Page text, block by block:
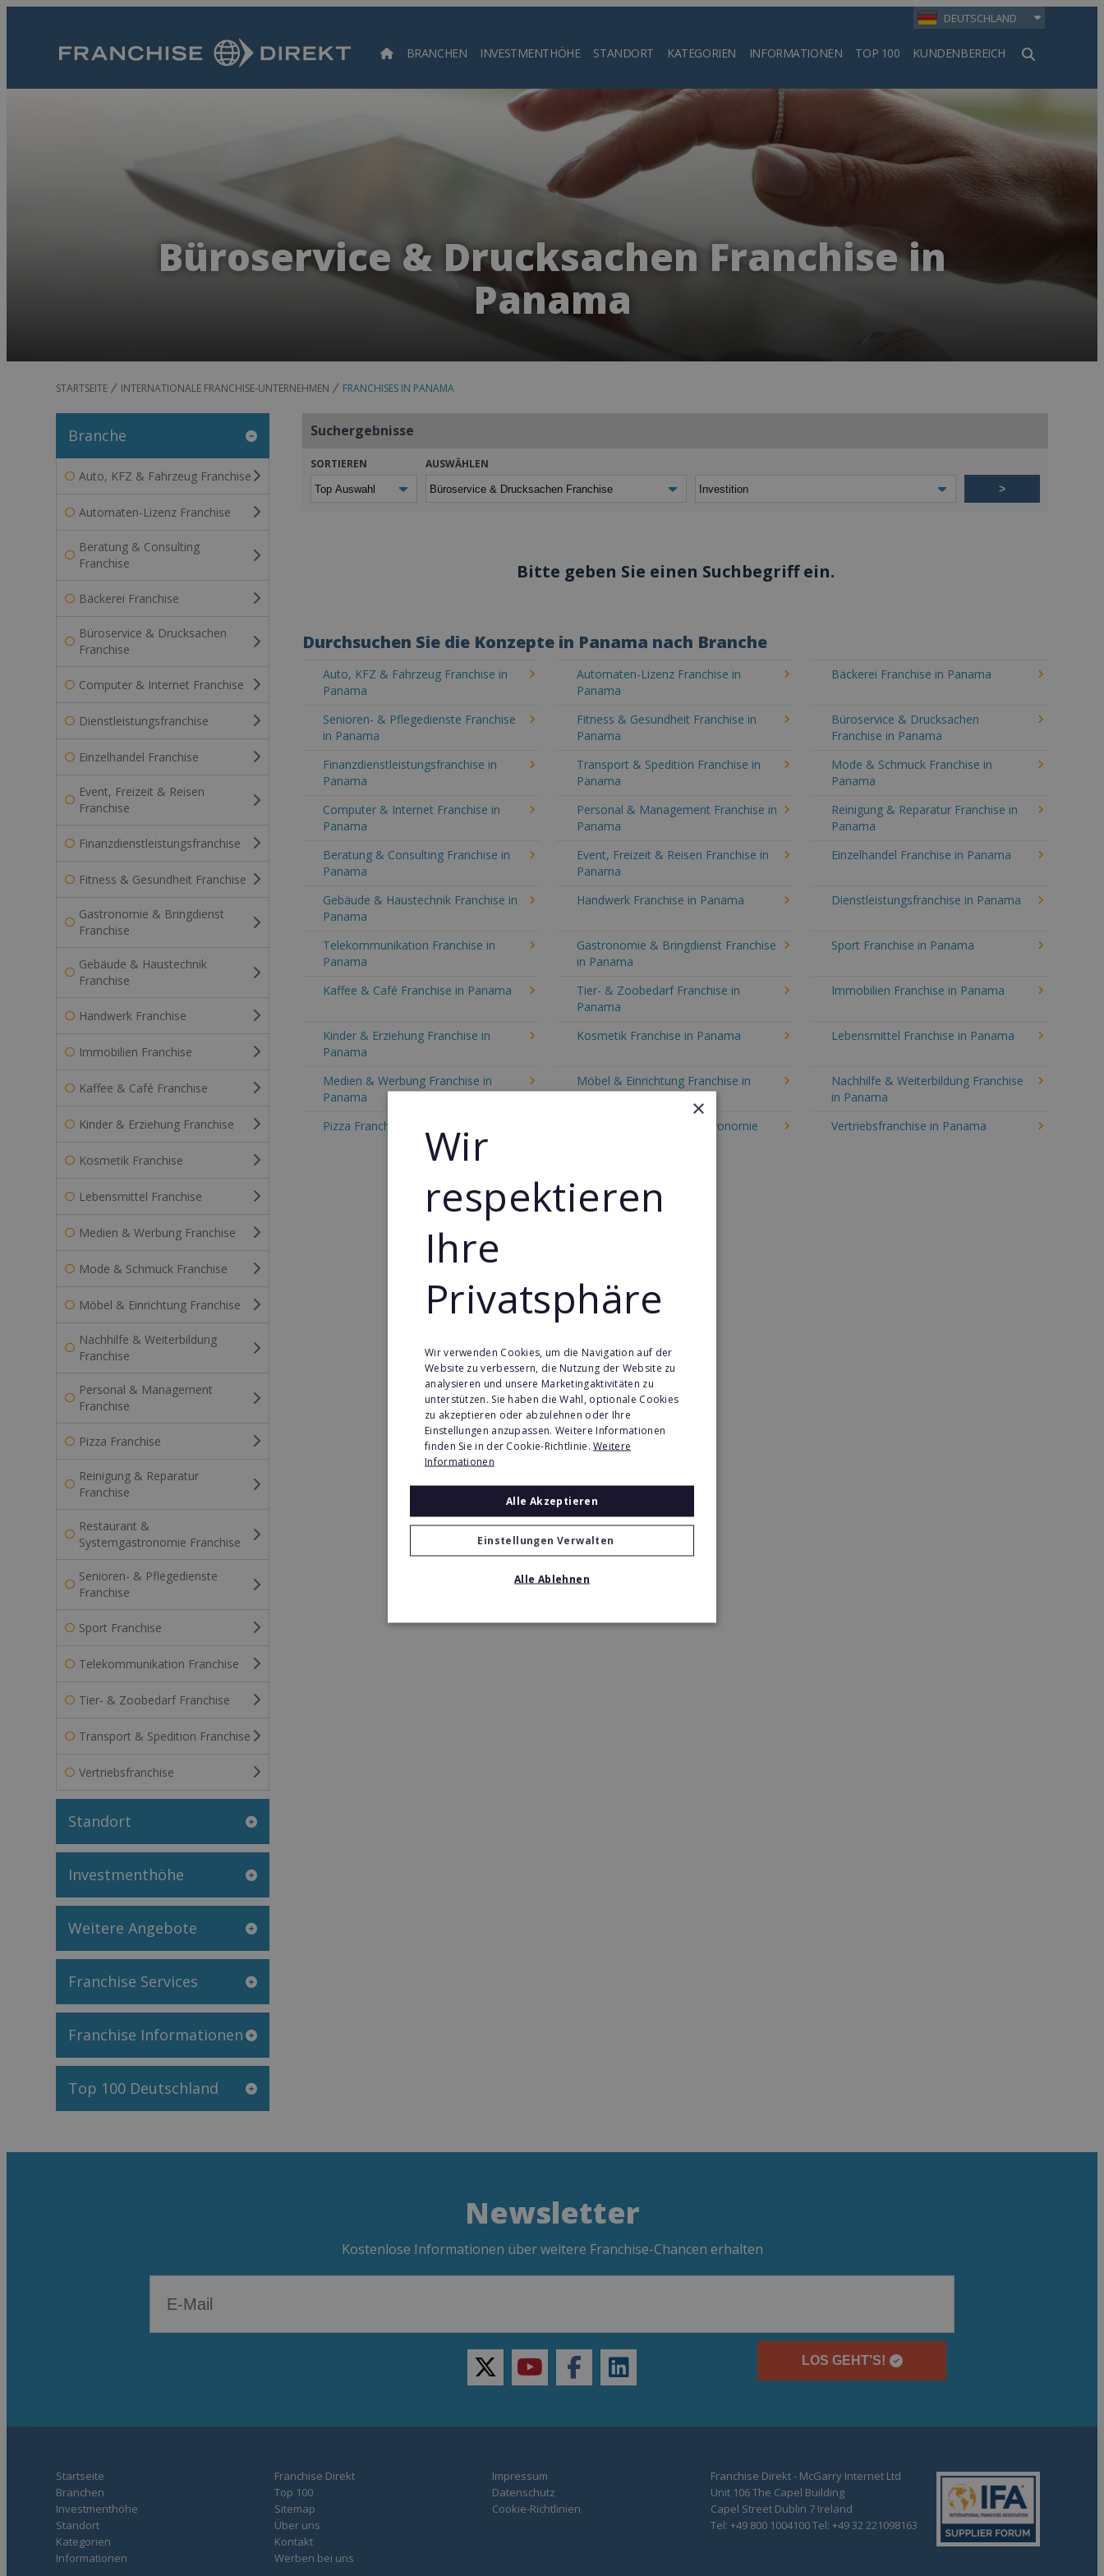
DEUTSCHLAND
BRANCHEN INVESTMENTHÖHE STANDORT KATEGORIEN INFORMATIONEN TOP 100 KUNDENBEREICH
Suchen
Büroservice & Drucksachen Franchise in
Panama
STARTSEITE INTERNATIONALE FRANCHISE-UNTERNEHMEN FRANCHISES IN PANAMA
Branche
Auto, KFZ & Fahrzeug Franchise
Automaten-Lizenz Franchise
Beratung & Consulting
Franchise
Bäckerei Franchise
Büroservice & Drucksachen
Franchise
Computer & Internet Franchise
Dienstleistungsfranchise
Einzelhandel Franchise
Event, Freizeit & Reisen
Franchise
Finanzdienstleistungsfranchise
Fitness & Gesundheit Franchise
Gastronomie & Bringdienst
Franchise
Gebäude & Haustechnik
Franchise
Handwerk Franchise
Immobilien Franchise
Kaffee & Café Franchise
Kinder & Erziehung Franchise
Kosmetik Franchise
Lebensmittel Franchise
Medien & Werbung Franchise
Mode & Schmuck Franchise
Möbel & Einrichtung Franchise
Nachhilfe & Weiterbildung
Franchise
Personal & Management
Franchise
Pizza Franchise
Reinigung & Reparatur
Franchise
Restaurant &
Systemgastronomie Franchise
Senioren- & Pflegedienste
Franchise
Sport Franchise
Telekommunikation Franchise
Tier- & Zoobedarf Franchise
Transport & Spedition Franchise
Vertriebsfranchise
Standort
Investmenthöhe
Weitere Angebote
Franchise Services
Franchise Informationen
Top 100 Deutschland
Suchergebnisse
SORTIEREN AUSWÄHLEN
>
Bitte geben Sie einen Suchbegriff ein.
Durchsuchen Sie die Konzepte in Panama nach Branche
Auto, KFZ & Fahrzeug Franchise in
Panama
Automaten-Lizenz Franchise in
Panama
Bäckerei Franchise in Panama
Senioren- & Pflegedienste Franchise
in Panama
Fitness & Gesundheit Franchise in
Panama
Büroservice & Drucksachen
Franchise in Panama
Finanzdienstleistungsfranchise in
Panama
Transport & Spedition Franchise in
Panama
Mode & Schmuck Franchise in
Panama
Computer & Internet Franchise in
Panama
Personal & Management Franchise in
Panama
Reinigung & Reparatur Franchise in
Panama
Beratung & Consulting Franchise in
Panama
Event, Freizeit & Reisen Franchise in
Panama
Einzelhandel Franchise in Panama
Gebäude & Haustechnik Franchise in
Panama
Handwerk Franchise in Panama Dienstleistungsfranchise in Panama
Telekommunikation Franchise in
Panama
Gastronomie & Bringdienst Franchise
in Panama
Sport Franchise in Panama
Kaffee & Café Franchise in Panama
Tier- & Zoobedarf Franchise in
Panama
Immobilien Franchise in Panama
Kinder & Erziehung Franchise in
Panama
Kosmetik Franchise in Panama Lebensmittel Franchise in Panama
Medien & Werbung Franchise in
Panama
Möbel & Einrichtung Franchise in
Panama
Nachhilfe & Weiterbildung Franchise
in Panama
Pizza Franchise in Panama
Restaurant & Systemgastronomie
Vertriebsfranchise in Panama
Newsletter
Kostenlose Informationen über weitere Franchise-Chancen erhalten
LOS GEHT’S!
twitteryoutubefacebooklinkedin
Startseite
Branchen
Investmenthöhe
Standort
Kategorien
Informationen
Franchise Direkt
Top 100
Sitemap
Über uns
Kontakt
Werben bei uns
Impressum
Datenschutz
Cookie-Richtlinien
Franchise Direkt - McGarry Internet Ltd
Unit 106 The Capel Building
Capel Street Dublin 7 Ireland
Tel: +49 800 1004100 Tel: +49 32 221098163
×
Wir
respektieren
Ihre
Privatsphäre
Wir verwenden Cookies, um die Navigation auf der
Website zu verbessern, die Nutzung der Website zu
analysieren und unsere Marketingaktivitäten zu
unterstützen. Sie haben die Wahl, optionale Cookies
zu akzeptieren oder abzulehnen oder Ihre
Einstellungen anzupassen. Weitere Informationen
finden Sie in der Cookie-Richtlinie.Weitere
Informationen
Alle Akzeptieren
Einstellungen Verwalten
Alle Ablehnen